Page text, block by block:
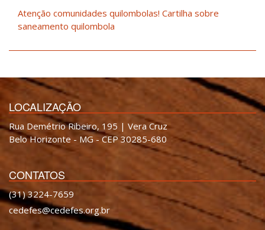
Atenção comunidades quilombolas! Cartilha sobre
saneamento quilombola
LOCALIZAÇÃO
Rua Demétrio Ribeiro, 195 | Vera Cruz
Belo Horizonte - MG - CEP 30285-680
CONTATOS
(31) 3224-7659
cedefes@cedefes.org.br